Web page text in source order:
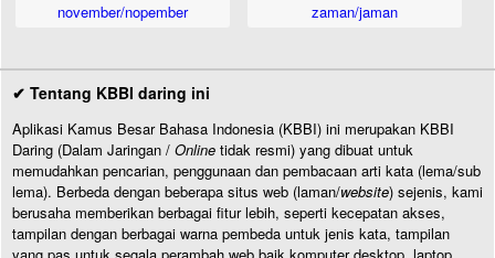
november/nopember
zaman/jaman
✔ Tentang KBBI daring ini
Aplikasi Kamus Besar Bahasa Indonesia (KBBI) ini merupakan KBBI
Daring (Dalam Jaringan / Online tidak resmi) yang dibuat untuk
memudahkan pencarian, penggunaan dan pembacaan arti kata (lema/sub
lema). Berbeda dengan beberapa situs web (laman/website) sejenis, kami
berusaha memberikan berbagai fitur lebih, seperti kecepatan akses,
tampilan dengan berbagai warna pembeda untuk jenis kata, tampilan